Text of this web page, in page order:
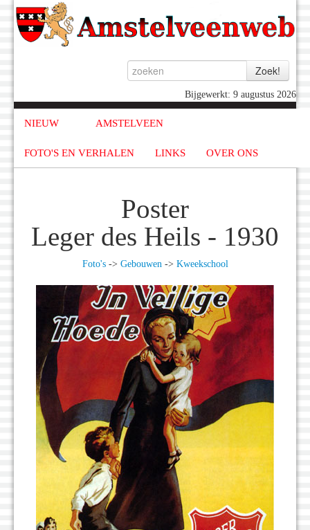
Bijgewerkt: 9 augustus 2026
NIEUW AMSTELVEEN
FOTO'S EN VERHALEN LINKS OVER ONS
Poster
Leger des Heils - 1930
Foto's-> Gebouwen-> Kweekschool